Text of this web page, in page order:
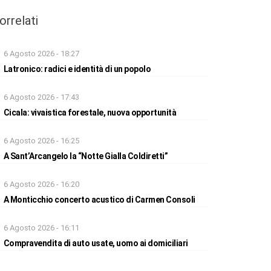
6 Agosto 2026 - 18:27
Latronico: radici e identità di un popolo
6 Agosto 2026 - 17:43
Cicala: vivaistica forestale, nuova opportunità
6 Agosto 2026 - 16:25
A Sant’Arcangelo la “Notte Gialla Coldiretti”
6 Agosto 2026 - 16:20
A Monticchio concerto acustico di Carmen Consoli
6 Agosto 2026 - 16:11
Compravendita di auto usate, uomo ai domiciliari